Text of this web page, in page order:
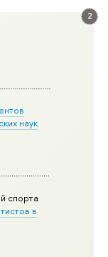
2
наук
спорта
в